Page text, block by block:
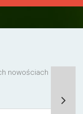
nowościach lub o